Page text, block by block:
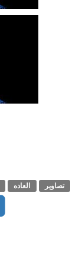
تصاویر العاده